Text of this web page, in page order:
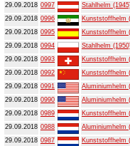
29.09.2018 0997
Stahlhelm
29.09.2018 0996
Kunststoffhelm
29.09.2018 0995
Kunststoffhelm
29.09.2018 0994
Stahlhelm
29.09.2018 0993
Kunststoffhelm
29.09.2018 0992
Kunststoffhelm
29.09.2018 0991
Aluminiumhelm
29.09.2018 0990
Aluminiumhelm
29.09.2018 0989
Kunststoffhelm
29.09.2018 0988
Aluminiumhelm
29.09.2018 0987
Kunststoffhelm